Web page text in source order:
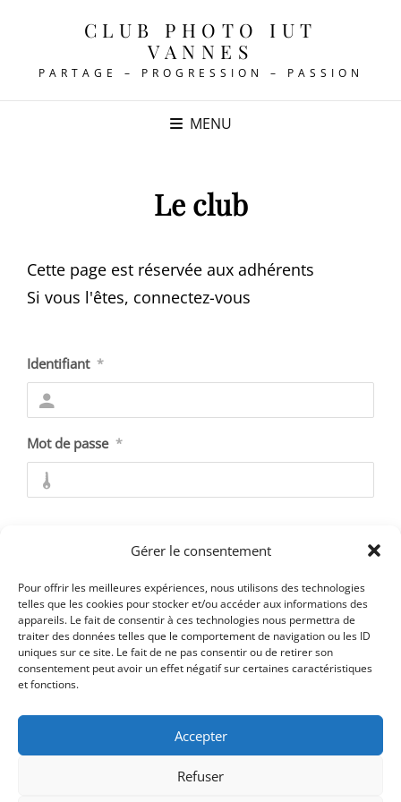
Gérer le consentement
Pour offrir les meilleures expériences, nous utilisons des technologies
telles que les cookies pour stocker et/ou accéder aux informations des
appareils. Le fait de consentir à ces technologies nous permettra de
traiter des données telles que le comportement de navigation ou les ID
uniques sur ce site. Le fait de ne pas consentir ou de retirer son
consentement peut avoir un effet négatif sur certaines caractéristiques
et fonctions.
Accepter
Refuser
CLUB PHOTO IUT
VANNES
PARTAGE – PROGRESSION – PASSION
MENU
Le club
Cette page est réservée aux adhérents
Si vous l'êtes, connectez-vous
Identifiant *
Mot de passe *
Mot de passe oublié ?